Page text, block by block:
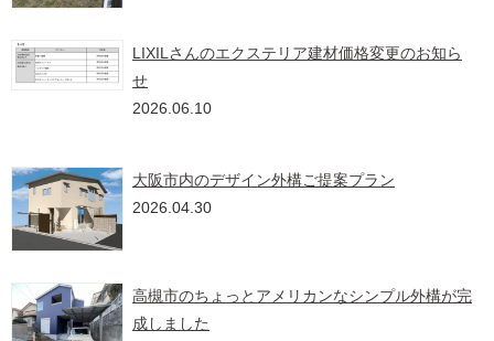
LIXILさんのエクステリア建材価格変更のお知ら
せ
2026.06.10
大阪市内のデザイン外構ご提案プラン
2026.04.30
高槻市のちょっとアメリカンなシンプル外構が完
成しました